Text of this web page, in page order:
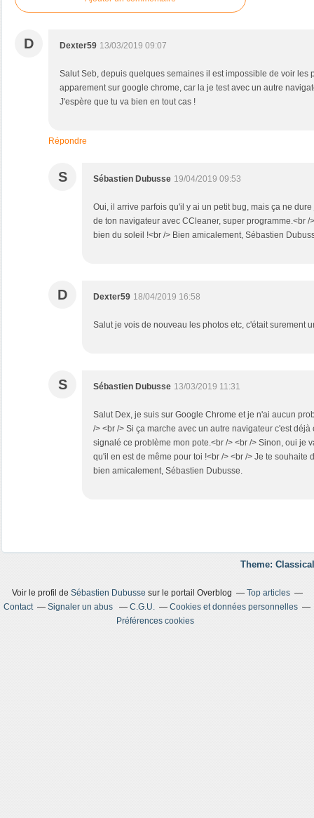
D Dexter59 13/03/2019 09:07
Salut Seb, depuis quelques semaines il est impossible de voir les
apparement sur google chrome, car la je test avec un autre
J'espère que tu va bien en tout cas !
Répondre
S Sébastien Dubusse 19/04/2019 09:53
Oui, il arrive parfois qu'il y ai un petit bug, mais ça ne
de ton navigateur avec CCleaner, super programme.<br
bien du soleil !<br /> Bien amicalement, Sébastien
D Dexter59 18/04/2019 16:58
Salut je vois de nouveau les photos etc, c'était surement
S Sébastien Dubusse 13/03/2019 11:31
Salut Dex, je suis sur Google Chrome et je n'ai aucun
/> <br /> Si ça marche avec un autre navigateur c'est
signalé ce problème mon pote.<br /> <br /> Sinon, oui je
qu'il en est de même pour toi !<br /> <br /> Je te souhaite
bien amicalement, Sébastien Dubusse.
Theme:
Voir le profil de Sébastien Dubusse sur le portail Overblog
Top articles
Contact
Signaler un abus C.G.U.
Cookies et données personnelles
Préférences cookies